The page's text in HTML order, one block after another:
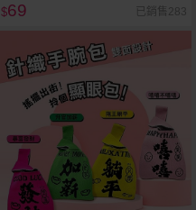
$69 已銷售283